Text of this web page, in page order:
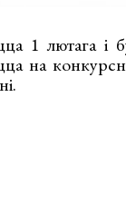
1 лютага і
на